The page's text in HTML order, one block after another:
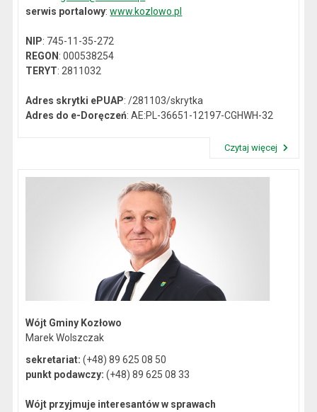
serwis portalowy:www.kozlowo.pl
NIP: 745-11-35-272
REGON: 000538254
TERYT: 2811032
Adres skrytki ePUAP: /281103/skrytka
Adres do e-Doręczeń: AE:PL-36651-12197-CGHWH-32
Czytaj więcej
Wójt Gminy Kozłowo
Marek Wolszczak
sekretariat: (+48) 89 625 08 50
punkt podawczy: (+48) 89 625 08 33
Wójt przyjmuje interesantów w sprawach